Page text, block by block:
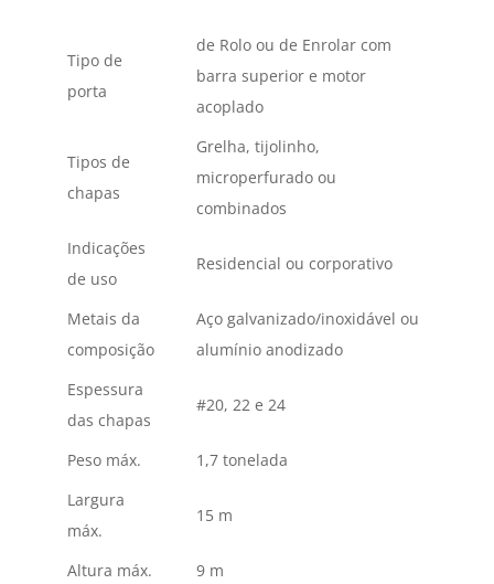
Tipo de
porta
de Rolo ou de Enrolar com
barra superior e motor
acoplado
Tipos de
chapas
Grelha, tijolinho,
microperfurado ou
combinados
Indicações
de uso
Residencial ou corporativo
Metais da
composição
Aço galvanizado/inoxidável ou
alumínio anodizado
Espessura
das chapas
#20, 22 e 24
Peso máx.
1,7 tonelada
Largura
máx.
15 m
Altura máx.
9 m